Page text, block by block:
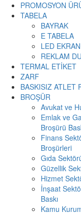
PROMOSYON
TABELA
BAYRAK
E TABELA
LED EKRAN
REKLAM
TERMAL ETİKET
ZARF
BASKISIZ ATLET
BROŞÜR
Avukat ve
Emlak ve
Broşürü
Finans
Broşürleri
Gıda
Güzellik
Hizmet
İnşaat
Baskı
Kamu